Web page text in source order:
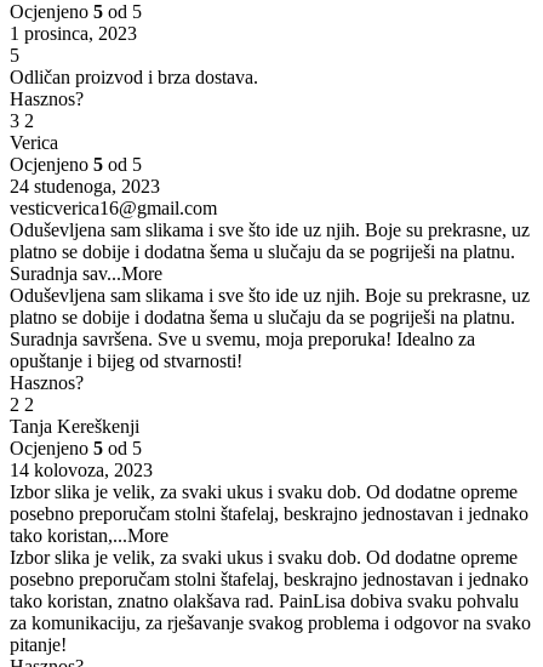
Ocjenjeno 5 od 5
1 prosinca, 2023
5
Odličan proizvod i brza dostava.
Hasznos?
3 2
Verica
Ocjenjeno 5 od 5
24 studenoga, 2023
vesticverica16@gmail.com
Oduševljena sam slikama i sve što ide uz njih. Boje su prekrasne, uz
platno se dobije i dodatna šema u slučaju da se pogriješi na platnu.
Suradnja sav...More
Oduševljena sam slikama i sve što ide uz njih. Boje su prekrasne, uz
platno se dobije i dodatna šema u slučaju da se pogriješi na platnu.
Suradnja savršena. Sve u svemu, moja preporuka! Idealno za
opuštanje i bijeg od stvarnosti!
Hasznos?
2 2
Tanja Kereškenji
Ocjenjeno 5 od 5
14 kolovoza, 2023
Izbor slika je velik, za svaki ukus i svaku dob. Od dodatne opreme
posebno preporučam stolni štafelaj, beskrajno jednostavan i jednako
tako koristan,...More
Izbor slika je velik, za svaki ukus i svaku dob. Od dodatne opreme
posebno preporučam stolni štafelaj, beskrajno jednostavan i jednako
tako koristan, znatno olakšava rad. PainLisa dobiva svaku pohvalu
za komunikaciju, za rješavanje svakog problema i odgovor na svako
pitanje!